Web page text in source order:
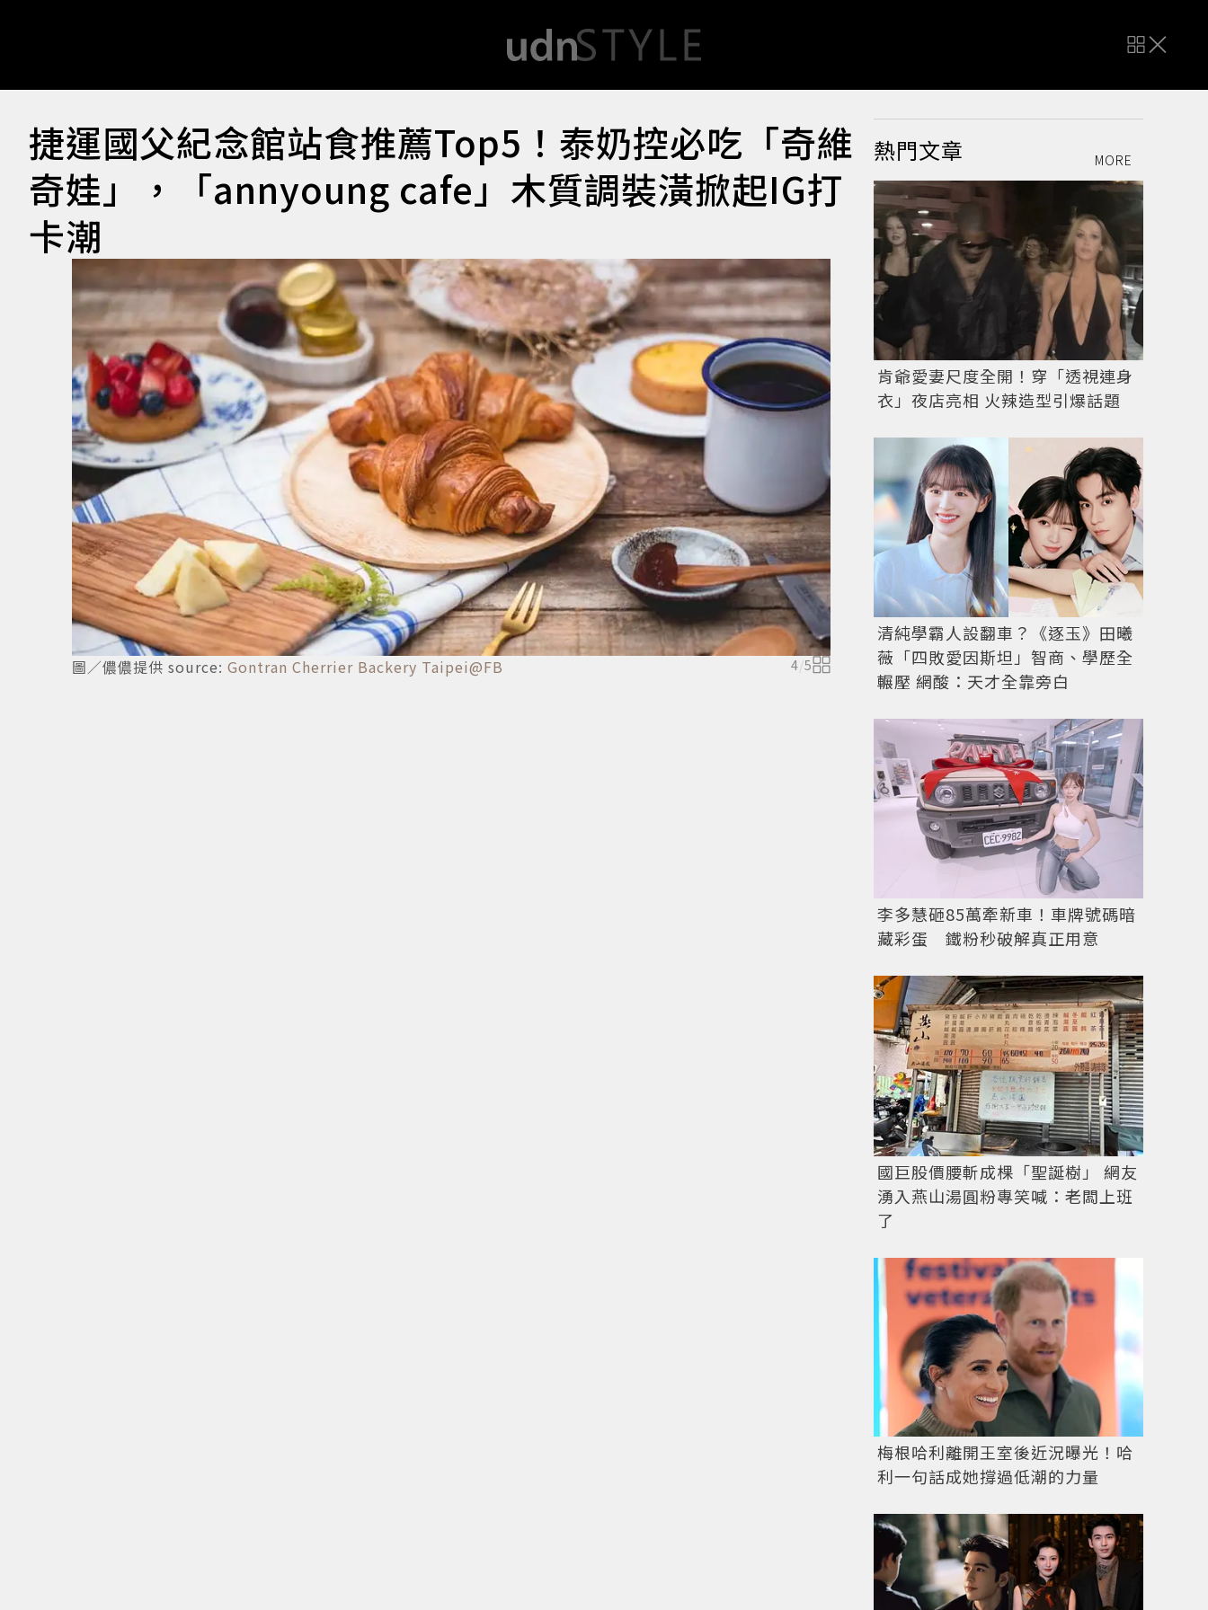
捷運國父紀念館站食推薦Top5！泰奶控必吃「奇維
奇娃」，「annyoung cafe」木質調裝潢掀起IG打
卡潮
圖／儂儂提供 source: Gontran Cherrier Backery Taipei@FB 4/5 圖／儂儂提供 source:annyoungcafe@IG
熱門文章 MORE
肯爺愛妻尺度全開！穿「透視連身
衣」夜店亮相 火辣造型引爆話題
清純學霸人設翻車？《逐玉》田曦
薇「四敗愛因斯坦」智商、學歷全
輾壓 網酸：天才全靠旁白
李多慧砸85萬牽新車！車牌號碼暗
藏彩蛋 鐵粉秒破解真正用意
國巨股價腰斬成棵「聖誕樹」 網友
湧入燕山湯圓粉專笑喊：老闆上班
了
梅根哈利離開王室後近況曝光！哈
利一句話成她撐過低潮的力量